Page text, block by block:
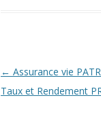
Navigation
des
← Assurance vie
Taux et Rendement